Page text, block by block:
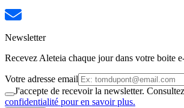
Newsletter
Recevez Aleteia chaque jour dans votre boite
Votre adresse email
J'accepte de recevoir la newsletter.
confidentialité pour en savoir plus.